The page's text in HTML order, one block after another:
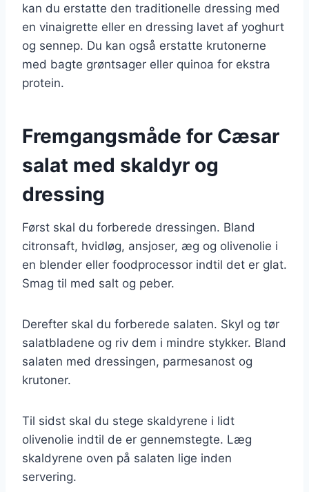
kan du erstatte den traditionelle dressing med
en vinaigrette eller en dressing lavet af yoghurt
og sennep. Du kan også erstatte krutonerne
med bagte grøntsager eller quinoa for ekstra
protein.
Fremgangsmåde for Cæsar
salat med skaldyr og
dressing
Først skal du forberede dressingen. Bland
citronsaft, hvidløg, ansjoser, æg og olivenolie i
en blender eller foodprocessor indtil det er glat.
Smag til med salt og peber.
Derefter skal du forberede salaten. Skyl og tør
salatbladene og riv dem i mindre stykker. Bland
salaten med dressingen, parmesanost og
krutoner.
Til sidst skal du stege skaldyrene i lidt
olivenolie indtil de er gennemstegte. Læg
skaldyrene oven på salaten lige inden
servering.